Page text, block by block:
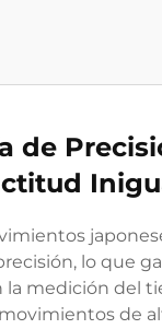
de
lo que
la medición del
de